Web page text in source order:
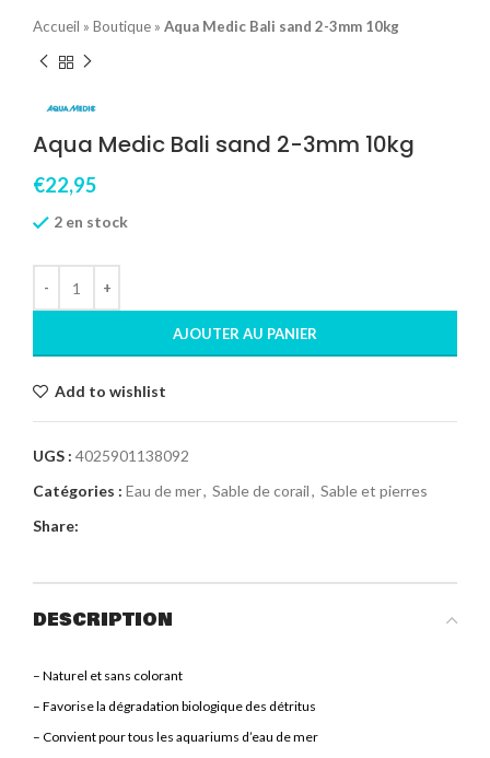
Accueil » Boutique » Aqua Medic Bali sand 2-3mm 10kg
Aqua Medic Bali sand 2-3mm 10kg
€22,95
2 en stock
AJOUTER AU PANIER
Add to wishlist
UGS : 4025901138092
Catégories : Eau de mer, Sable de corail, Sable et pierres
Share:
DESCRIPTION
– Naturel et sans colorant
– Favorise la dégradation biologique des détritus
– Convient pour tous les aquariums d’eau de mer